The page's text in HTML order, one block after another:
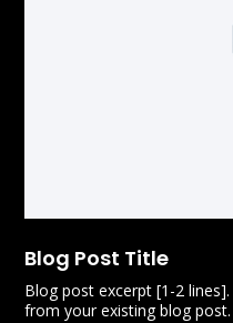
Blog Post Title
Blog post excerpt [1-2
from your existing blog post.